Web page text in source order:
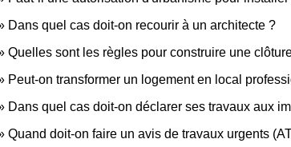
Dans quel cas doit-on recourir à un architecte ?
Quelles sont les règles pour construire une
Peut-on transformer un logement en local
Dans quel cas doit-on déclarer ses travaux aux
Quand doit-on faire un avis de travaux urgents